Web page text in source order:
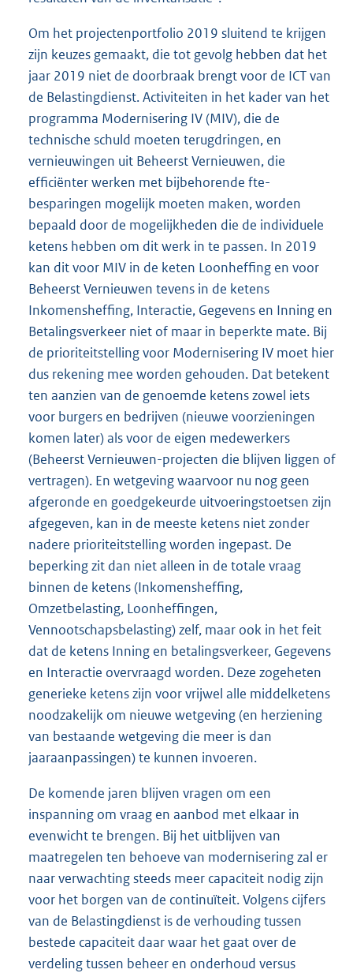
Om het projectenportfolio 2019 sluitend te krijgen
zijn keuzes gemaakt, die tot gevolg hebben dat het
jaar 2019 niet de doorbraak brengt voor de ICT van
de Belastingdienst. Activiteiten in het kader van het
programma Modernisering IV (MIV), die de
technische schuld moeten terugdringen, en
vernieuwingen uit Beheerst Vernieuwen, die
efficiënter werken met bijbehorende fte-
besparingen mogelijk moeten maken, worden
bepaald door de mogelijkheden die de individuele
ketens hebben om dit werk in te passen. In 2019
kan dit voor MIV in de keten Loonheffing en voor
Beheerst Vernieuwen tevens in de ketens
Inkomensheffing, Interactie, Gegevens en Inning en
Betalingsverkeer niet of maar in beperkte mate. Bij
de prioriteitstelling voor Modernisering IV moet hier
dus rekening mee worden gehouden. Dat betekent
ten aanzien van de genoemde ketens zowel iets
voor burgers en bedrijven (nieuwe voorzieningen
komen later) als voor de eigen medewerkers
(Beheerst Vernieuwen-projecten die blijven liggen of
vertragen). En wetgeving waarvoor nu nog geen
afgeronde en goedgekeurde uitvoeringstoetsen zijn
afgegeven, kan in de meeste ketens niet zonder
nadere prioriteitstelling worden ingepast. De
beperking zit dan niet alleen in de totale vraag
binnen de ketens (Inkomensheffing,
Omzetbelasting, Loonheffingen,
Vennootschapsbelasting) zelf, maar ook in het feit
dat de ketens Inning en betalingsverkeer, Gegevens
en Interactie overvraagd worden. Deze zogeheten
generieke ketens zijn voor vrijwel alle middelketens
noodzakelijk om nieuwe wetgeving (en herziening
van bestaande wetgeving die meer is dan
jaaraanpassingen) te kunnen invoeren.
De komende jaren blijven vragen om een
inspanning om vraag en aanbod met elkaar in
evenwicht te brengen. Bij het uitblijven van
maatregelen ten behoeve van modernisering zal er
naar verwachting steeds meer capaciteit nodig zijn
voor het borgen van de continuïteit. Volgens cijfers
van de Belastingdienst is de verhouding tussen
bestede capaciteit daar waar het gaat over de
verdeling tussen beheer en onderhoud versus